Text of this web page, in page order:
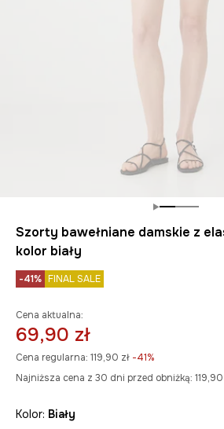
Szorty bawełniane damskie z
kolor biały
-41% FINAL SALE
Cena aktualna:
69,90 zł
Cena regularna: 119,90 zł -41%
Najniższa cena z 30 dni przed obniżką:
Kolor: biały